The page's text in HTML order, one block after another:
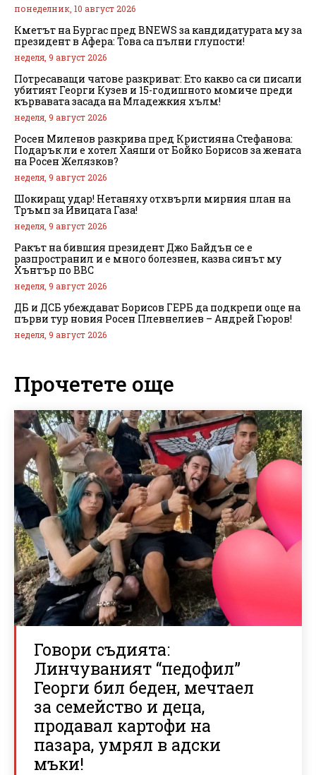
понеделник, 10 август 2026
Кметът на Бургас пред BNEWS за кандидатурата му за
президент в Афера: Това са пълни глупости!
неделя, 9 август 2026
Потресаващи чатове разкриват: Ето какво са си писали
убитият Георги Кузев и 15-годишното момиче преди
кървавата засада на Младежкия хълм!
неделя, 9 август 2026
Росен Миленов разкрива пред Кристияна Стефанова:
Подарък ли е хотел Хаяши от Бойко Борисов за жената
на Росен Желязков?
неделя, 9 август 2026
Шокиращ удар! Нетаняху отхвърли мирния план на
Тръмп за Ивицата Газа!
неделя, 9 август 2026
Ракът на бившия президент Джо Байдън се е
разпространил и е много болезнен, казва синът му
Хънтър по BBC
неделя, 9 август 2026
ДБ и ДСБ убеждават Борисов ГЕРБ да подкрепи още на
първи тур новия Росен Плевнелиев – Андрей Гюров!
неделя, 9 август 2026
Прочетете още
Говори съдията:
Линчуваният “педофил”
Георги бил беден, мечтаел
за семейство и деца,
продавал картофи на
пазара, умрял в адски
мъки!